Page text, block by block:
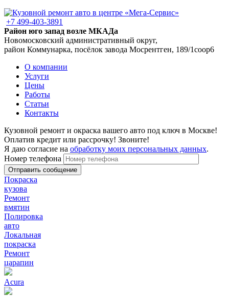
+7 499-403-3891
Район юго запад возле МКАДа
Новомосковский административный округ,
район Коммунарка, посёлок завода Мосрентген, 189/1соор6
О компании
Услуги
Цены
Работы
Статьи
Контакты
Кузовной ремонт и окраска вашего авто под ключ в Москве!
Оплатив кредит или рассрочку! Звоните!
Я даю согласие на обработку моих персональных данных.
Номер телефона
Покраска
кузова
Ремонт
вмятин
Полировка
авто
Локальная
покраска
Ремонт
царапин
Acura